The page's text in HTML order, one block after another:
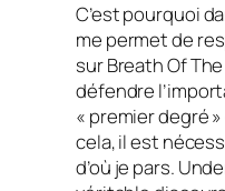
C’est pourquoi
me permet de
surBreath Of
défendre
« premier degré
cela, il est
d’où je pars.